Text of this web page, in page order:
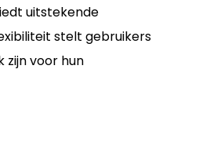
uitstekende
stelt gebruikers
zijn voor hun